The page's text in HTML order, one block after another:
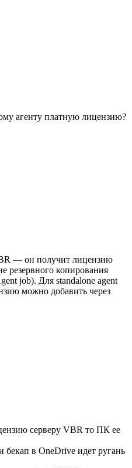
агенту платную лицензию?
— он получит лицензию
резервного копирования
job). Для standalone agent
можно добавить через
серверу VBR то ПК ее
бекап в OneDrive идет ругань